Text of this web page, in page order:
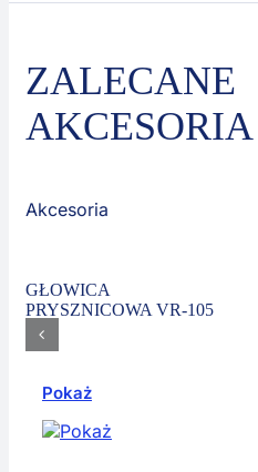
ZALECANE
AKCESORIA
Akcesoria
GŁOWICA
PRYSZNICOWA VR-105
Pokaż